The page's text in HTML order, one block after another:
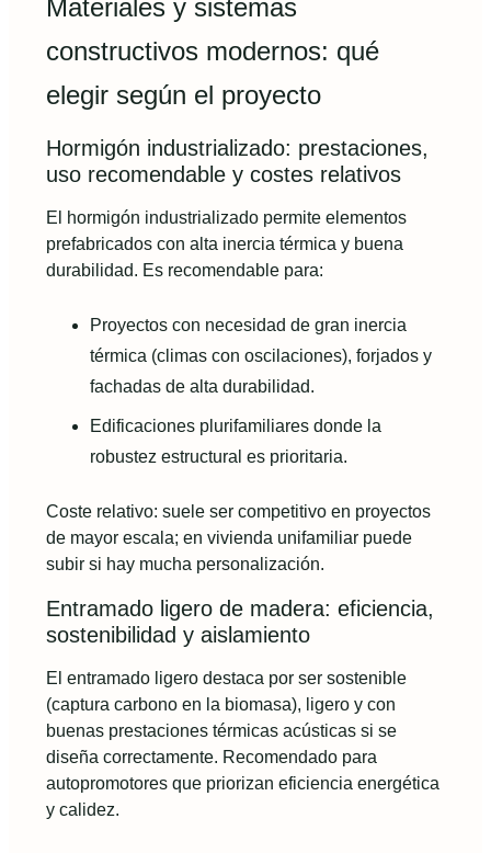
Materiales y sistemas
constructivos modernos: qué
elegir según el proyecto
Hormigón industrializado: prestaciones,
uso recomendable y costes relativos
El hormigón industrializado permite elementos
prefabricados con alta inercia térmica y buena
durabilidad. Es recomendable para:
Proyectos con necesidad de gran inercia
térmica (climas con oscilaciones), forjados y
fachadas de alta durabilidad.
Edificaciones plurifamiliares donde la
robustez estructural es prioritaria.
Coste relativo: suele ser competitivo en proyectos
de mayor escala; en vivienda unifamiliar puede
subir si hay mucha personalización.
Entramado ligero de madera: eficiencia,
sostenibilidad y aislamiento
El entramado ligero destaca por ser sostenible
(captura carbono en la biomasa), ligero y con
buenas prestaciones térmicas acústicas si se
diseña correctamente. Recomendado para
autopromotores que priorizan eficiencia energética
y calidez.